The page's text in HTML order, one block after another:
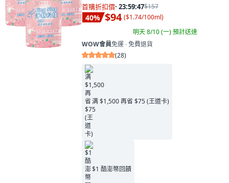
首購折扣價· 23:59:45$157
40% $94 ($1.74/100ml)
明天 8/10 (一)預計送達
WOW會員免運 ∙ 免費退貨
(28)
满 $1,500 再省 $75 (王道卡)
$1 酷澎幣回饋